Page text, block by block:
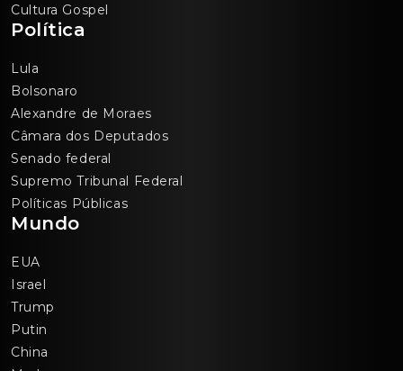
Cultura Gospel
Política
Lula
Bolsonaro
Alexandre de Moraes
Câmara dos Deputados
Senado federal
Supremo Tribunal Federal
Políticas Públicas
Mundo
EUA
Israel
Trump
Putin
China